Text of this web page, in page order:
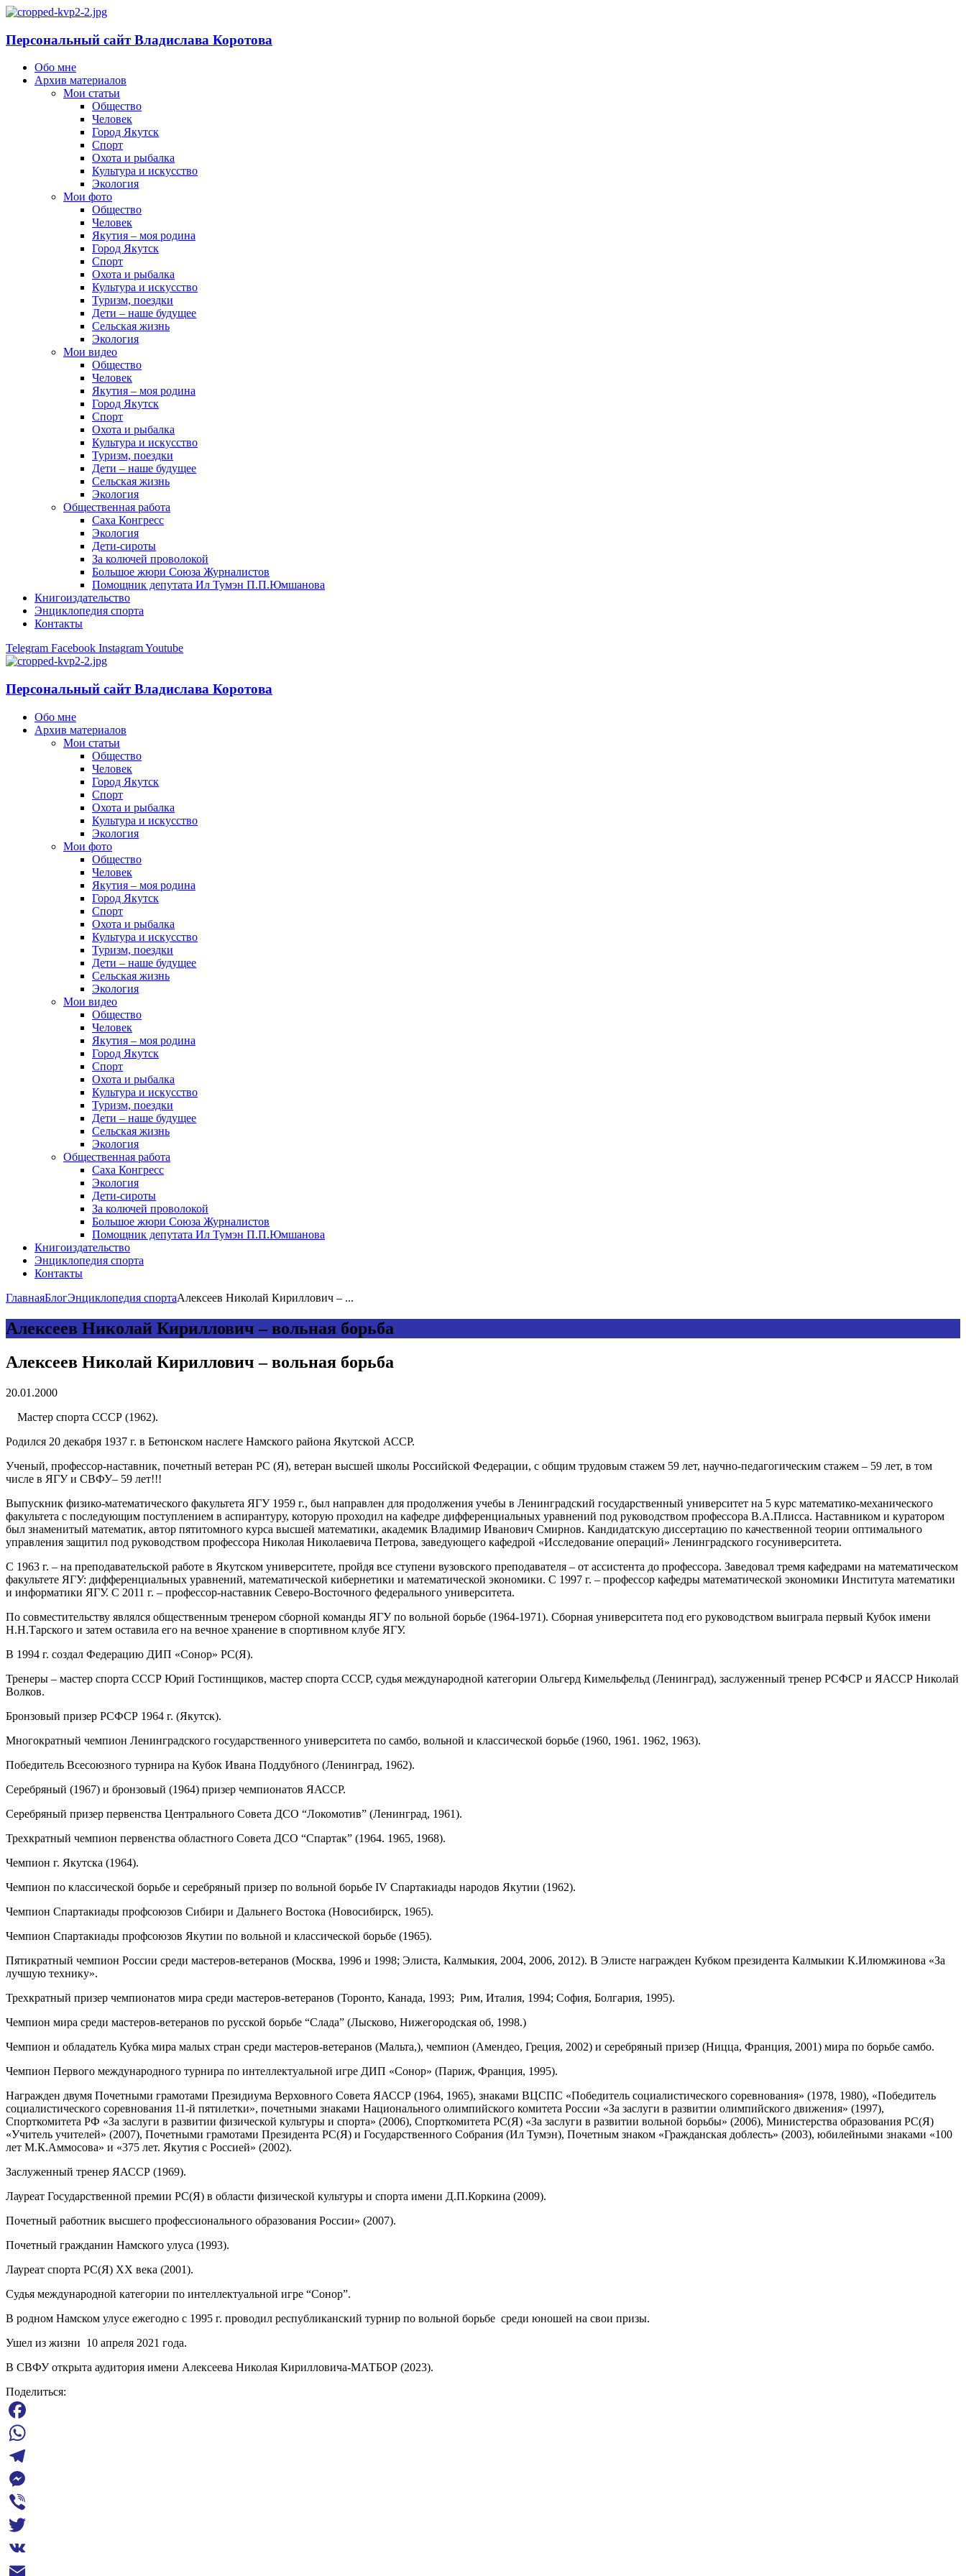
Персональный сайт Владислава Коротова
Обо мне
Архив материалов
Мои статьи
Общество
Человек
Город Якутск
Спорт
Охота и рыбалка
Культура и искусство
Экология
Мои фото
Общество
Человек
Якутия – моя родина
Город Якутск
Спорт
Охота и рыбалка
Культура и искусство
Туризм, поездки
Дети – наше будущее
Сельская жизнь
Экология
Мои видео
Общество
Человек
Якутия – моя родина
Город Якутск
Спорт
Охота и рыбалка
Культура и искусство
Туризм, поездки
Дети – наше будущее
Сельская жизнь
Экология
Общественная работа
Саха Конгресс
Экология
Дети-сироты
За колючей проволокой
Большое жюри Союза Журналистов
Помощник депутата Ил Тумэн П.П.Юмшанова
Книгоиздательство
Энциклопедия спорта
Контакты
Telegram Facebook InstagramYoutube
Персональный сайт Владислава Коротова
Обо мне
Архив материалов
Мои статьи
Общество
Человек
Город Якутск
Спорт
Охота и рыбалка
Культура и искусство
Экология
Мои фото
Общество
Человек
Якутия – моя родина
Город Якутск
Спорт
Охота и рыбалка
Культура и искусство
Туризм, поездки
Дети – наше будущее
Сельская жизнь
Экология
Мои видео
Общество
Человек
Якутия – моя родина
Город Якутск
Спорт
Охота и рыбалка
Культура и искусство
Туризм, поездки
Дети – наше будущее
Сельская жизнь
Экология
Общественная работа
Саха Конгресс
Экология
Дети-сироты
За колючей проволокой
Большое жюри Союза Журналистов
Помощник депутата Ил Тумэн П.П.Юмшанова
Книгоиздательство
Энциклопедия спорта
Контакты
ГлавнаяБлогЭнциклопедия спортаАлексеев Николай Кириллович – ...
Алексеев Николай Кириллович – вольная борьба
Алексеев Николай Кириллович – вольная борьба
20.01.2000
Мастер спорта СССР (1962).
Родился 20 декабря 1937 г. в Бетюнском наслеге Намского района Якутской АССР.
Ученый, профессор-наставник, почетный ветеран РС (Я), ветеран высшей школы Российской Федерации, с общим трудовым стажем 59 лет, научно-педагогическим стажем – 59 лет, в том
числе в ЯГУ и СВФУ– 59 лет!!!
Выпускник физико-математического факультета ЯГУ 1959 г., был направлен для продолжения учебы в Ленинградский государственный университет на 5 курс математико-механического
факультета с последующим поступлением в аспирантуру, которую проходил на кафедре дифференциальных уравнений под руководством профессора В.А.Плисса. Наставником и куратором
был знаменитый математик, автор пятитомного курса высшей математики, академик Владимир Иванович Смирнов. Кандидатскую диссертацию по качественной теории оптимального
управления защитил под руководством профессора Николая Николаевича Петрова, заведующего кафедрой «Исследование операций» Ленинградского госуниверситета.
С 1963 г. – на преподавательской работе в Якутском университете, пройдя все ступени вузовского преподавателя – от ассистента до профессора. Заведовал тремя кафедрами на математическом
факультете ЯГУ: дифференциальных уравнений, математической кибернетики и математической экономики. С 1997 г. – профессор кафедры математической экономики Института математики
и информатики ЯГУ. С 2011 г. – профессор-наставник Северо-Восточного федерального университета.
По совместительству являлся общественным тренером сборной команды ЯГУ по вольной борьбе (1964-1971). Сборная университета под его руководством выиграла первый Кубок имени
Н.Н.Тарского и затем оставила его на вечное хранение в спортивном клубе ЯГУ.
В 1994 г. создал Федерацию ДИП «Сонор» РС(Я).
Тренеры – мастер спорта СССР Юрий Гостинщиков, мастер спорта СССР, судья международной категории Ольгерд Кимельфельд (Ленинград), заслуженный тренер РСФСР и ЯАССР Николай
Волков.
Бронзовый призер РСФСР 1964 г. (Якутск).
Многократный чемпион Ленинградского государственного университета по самбо, вольной и классической борьбе (1960, 1961. 1962, 1963).
Победитель Всесоюзного турнира на Кубок Ивана Поддубного (Ленинград, 1962).
Серебряный (1967) и бронзовый (1964) призер чемпионатов ЯАССР.
Серебряный призер первенства Центрального Совета ДСО “Локомотив” (Ленинград, 1961).
Трехкратный чемпион первенства областного Совета ДСО “Спартак” (1964. 1965, 1968).
Чемпион г. Якутска (1964).
Чемпион по классической борьбе и серебряный призер по вольной борьбе IV Спартакиады народов Якутии (1962).
Чемпион Спартакиады профсоюзов Сибири и Дальнего Востока (Новосибирск, 1965).
Чемпион Спартакиады профсоюзов Якутии по вольной и классической борьбе (1965).
Пятикратный чемпион России среди мастеров-ветеранов (Москва, 1996 и 1998; Элиста, Калмыкия, 2004, 2006, 2012). В Элисте награжден Кубком президента Калмыкии К.Илюмжинова «За
лучшую технику».
Трехкратный призер чемпионатов мира среди мастеров-ветеранов (Торонто, Канада, 1993; Рим, Италия, 1994; София, Болгария, 1995).
Чемпион мира среди мастеров-ветеранов по русской борьбе “Слада” (Лысково, Нижегородская об, 1998.)
Чемпион и обладатель Кубка мира малых стран среди мастеров-ветеранов (Мальта,), чемпион (Амендео, Греция, 2002) и серебряный призер (Ницца, Франция, 2001) мира по борьбе самбо.
Чемпион Первого международного турнира по интеллектуальной игре ДИП «Сонор» (Париж, Франция, 1995).
Награжден двумя Почетными грамотами Президиума Верховного Совета ЯАССР (1964, 1965), знаками ВЦСПС «Победитель социалистического соревнования» (1978, 1980), «Победитель
социалистического соревнования 11-й пятилетки», почетными знаками Национального олимпийского комитета России «За заслуги в развитии олимпийского движения» (1997),
Спорткомитета РФ «За заслуги в развитии физической культуры и спорта» (2006), Спорткомитета РС(Я) «За заслуги в развитии вольной борьбы» (2006), Министерства образования РС(Я)
«Учитель учителей» (2007), Почетными грамотами Президента РС(Я) и Государственного Собрания (Ил Тумэн), Почетным знаком «Гражданская доблесть» (2003), юбилейными знаками «100
лет М.К.Аммосова» и «375 лет. Якутия с Россией» (2002).
Заслуженный тренер ЯАССР (1969).
Лауреат Государственной премии РС(Я) в области физической культуры и спорта имени Д.П.Коркина (2009).
Почетный работник высшего профессионального образования России» (2007).
Почетный гражданин Намского улуса (1993).
Лауреат спорта РС(Я) ХХ века (2001).
Судья международной категории по интеллектуальной игре “Сонор”.
В родном Намском улусе ежегодно с 1995 г. проводил республиканский турнир по вольной борьбе среди юношей на свои призы.
Ушел из жизни 10 апреля 2021 года.
В СВФУ открыта аудитория имени Алексеева Николая Кирилловича-МАТБОР (2023).
Поделиться:
Facebook
WhatsApp
Telegram
Messenger
Viber
Twitter
VK